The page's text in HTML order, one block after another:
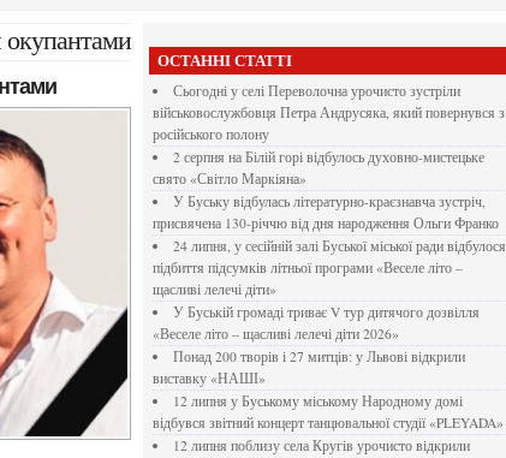
окупантами
ОСТАННІ СТАТТІ
Сьогодні у селі Переволочна урочисто зустріли
військовослужбовця Петра Андрусяка, який повернувся з
російського полону
2 серпня на Білій горі відбулось духовно-мистецьке
свято «Світло Маркіяна»
У Буську відбулась літературно-краєзнавча зустріч,
присвячена 130-річчю від дня народження Ольги Франко
24 липня, у сесійній залі Буської міської ради відбулося
підбиття підсумків літньої програми «Веселе літо –
щасливі лелечі діти»
У Буській громаді триває V тур дитячого дозвілля
«Веселе літо – щасливі лелечі діти 2026»
Понад 200 творів і 27 митців: у Львові відкрили
виставку «НАШІ»
12 липня у Буському міському Народному домі
відбувся звітний концерт танцювальної студії «PLEYADA»
12 липня поблизу села Кругів урочисто відкрили